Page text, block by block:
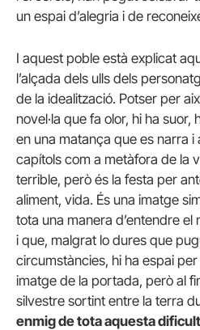
un espai d’alegria i de
I aquest poble està explicat
l’alçada dels ulls dels
de la idealització. Potser per
novel·la que fa olor, hi ha suor,
en una matança que es narra i
capítols com a metàfora de la
terrible, però és la festa per
aliment, vida. És una imatge
tota una manera d’entendre
i que, malgrat lo dures que
circumstàncies, hi ha espai per
imatge de la portada, però al
silvestre sortint entre la terra
enmig de tota aquesta